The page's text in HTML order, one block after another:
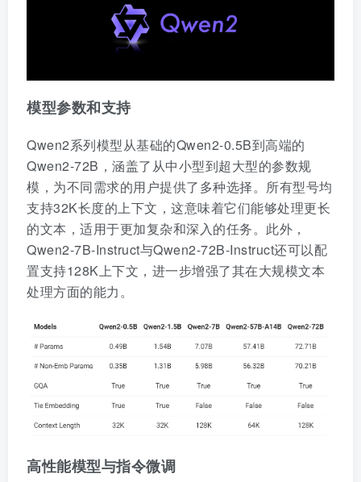
模型参数和支持
Qwen2系列模型从基础的Qwen2-0.5B到高端的
Qwen2-72B，涵盖了从中小型到超大型的参数规
模，为不同需求的用户提供了多种选择。所有型号均
支持32K长度的上下文，这意味着它们能够处理更长
的文本，适用于更加复杂和深入的任务。此外，
Qwen2-7B-Instruct与Qwen2-72B-Instruct还可以配
置支持128K上下文，进一步增强了其在大规模文本
处理方面的能力。
高性能模型与指令微调